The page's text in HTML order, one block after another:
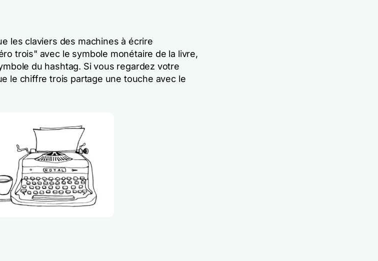
les claviers des machines à écrire
trois" avec le symbole monétaire de la livre,
du hashtag. Si vous regardez votre
le chiffre trois partage une touche avec le